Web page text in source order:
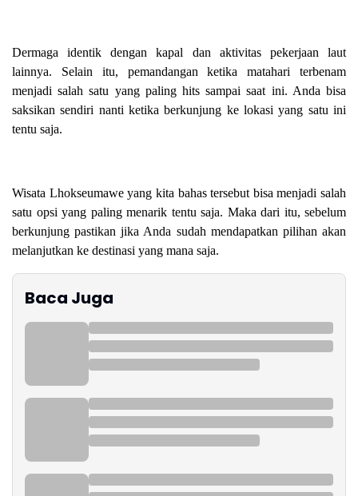
Dermaga identik dengan kapal dan aktivitas pekerjaan laut
lainnya. Selain itu, pemandangan ketika matahari terbenam
menjadi salah satu yang paling hits sampai saat ini. Anda bisa
saksikan sendiri nanti ketika berkunjung ke lokasi yang satu ini
tentu saja.
Wisata Lhokseumawe yang kita bahas tersebut bisa menjadi salah
satu opsi yang paling menarik tentu saja. Maka dari itu, sebelum
berkunjung pastikan jika Anda sudah mendapatkan pilihan akan
melanjutkan ke destinasi yang mana saja.
Baca Juga